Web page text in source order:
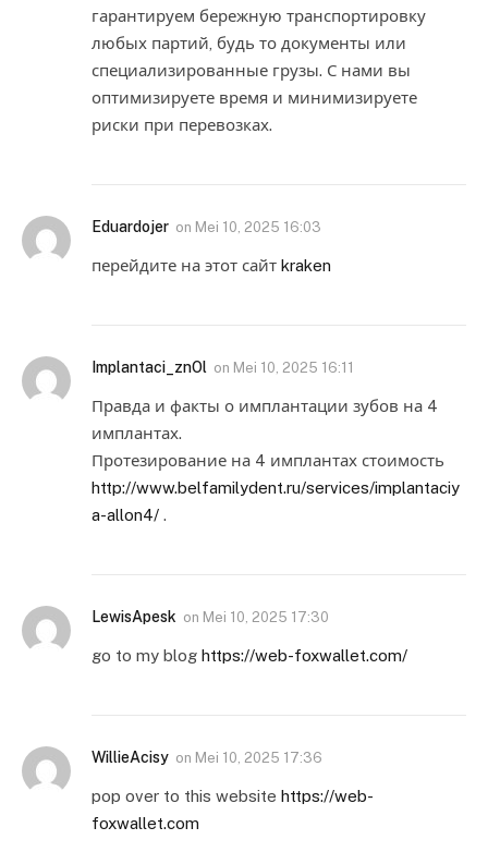
гарантируем бережную транспортировку
любых партий, будь то документы или
специализированные грузы. С нами вы
оптимизируете время и минимизируете
риски при перевозках.
Eduardojer on Mei 10, 2025 16:03
перейдите на этот сайт kraken
Implantaci_znOl on Mei 10, 2025 16:11
Правда и факты о имплантации зубов на 4
имплантах.
Протезирование на 4 имплантах стоимость
http://www.belfamilydent.ru/services/implantaciy
a-allon4/ .
LewisApesk on Mei 10, 2025 17:30
go to my blog https://web-foxwallet.com/
WillieAcisy on Mei 10, 2025 17:36
pop over to this website https://web-
foxwallet.com